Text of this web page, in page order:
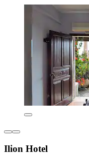
Ilion Hotel